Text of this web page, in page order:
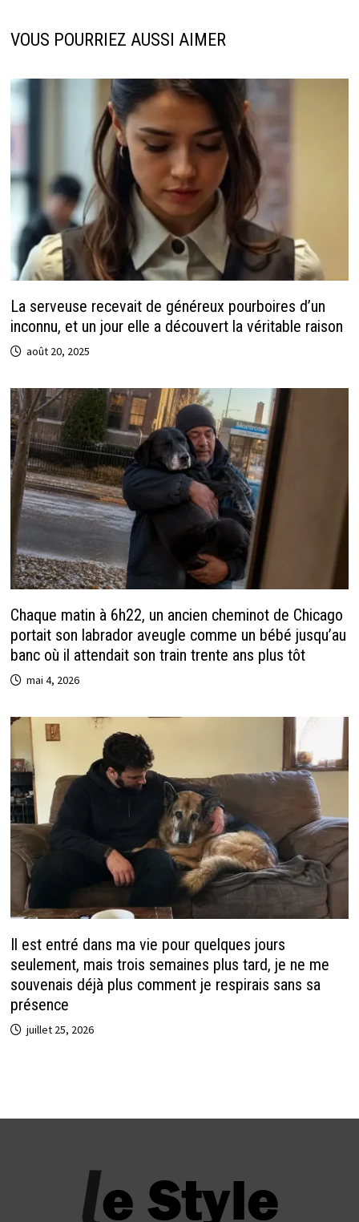
k
r
p
VOUS POURRIEZ AUSSI AIMER
La serveuse recevait de généreux pourboires d’un
inconnu, et un jour elle a découvert la véritable raison
août 20, 2025
Chaque matin à 6h22, un ancien cheminot de Chicago
portait son labrador aveugle comme un bébé jusqu’au
banc où il attendait son train trente ans plus tôt
mai 4, 2026
Il est entré dans ma vie pour quelques jours
seulement, mais trois semaines plus tard, je ne me
souvenais déjà plus comment je respirais sans sa
présence
juillet 25, 2026